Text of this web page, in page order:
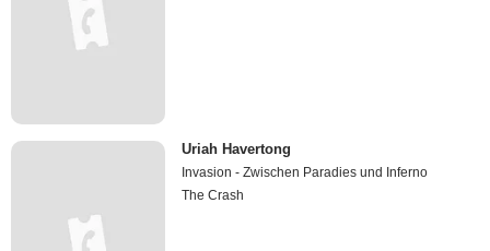
Uriah Havertong
Invasion - Zwischen Paradies und Inferno
The Crash